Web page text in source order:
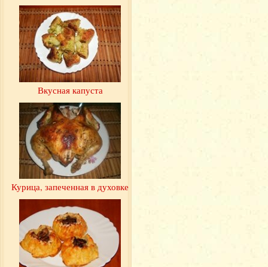
Вкусная капуста
Курица, запеченная в духовке